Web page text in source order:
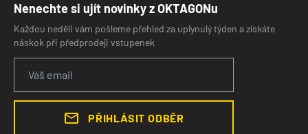
Nenechte si ujít novinky z OKTAGONu
Každou neděli vám pošleme přehled za uplynulý týden a získáte
náskok při předprodeji vstupenek
PŘIHLÁSIT ODBĚR